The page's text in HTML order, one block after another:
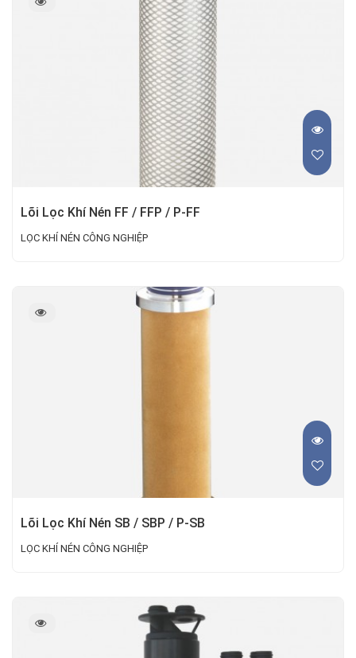
Lõi Lọc Khí Nén FF / FFP / P-FF
LỌC KHÍ NÉN CÔNG NGHIỆP
Lõi Lọc Khí Nén SB / SBP / P-SB
LỌC KHÍ NÉN CÔNG NGHIỆP